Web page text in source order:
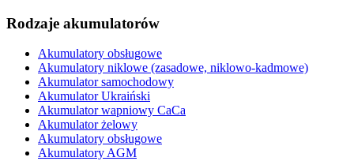
Rodzaje akumulatorów
Akumulatory obsługowe
Akumulatory niklowe (zasadowe, niklowo-kadmowe)
Akumulator samochodowy
Akumulator Ukraiński
Akumulator wapniowy CaCa
Akumulator żelowy
Akumulatory obsługowe
Akumulatory AGM